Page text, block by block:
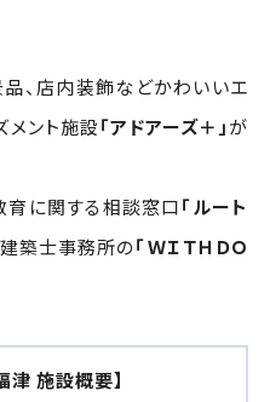
品、店内装飾などかわいいエ
メント施設「アドアーズ＋」が
育に関する相談窓口「ルート
築士事務所の「ＷＩＴＨＤＯ
津 施設概要】